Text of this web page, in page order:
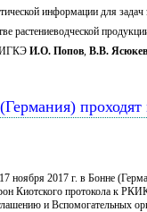
информации для
растениеводческой
ИГКЭ И.О. Попов, В.В.
ноября 2017 г. в Бонне
Киотского протокола к
и Вспомогательных